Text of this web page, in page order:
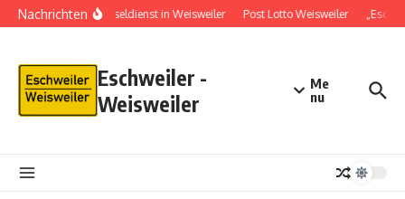
NachrichtenSchlüsseldienst in Weisweiler Post Lotto Weisweiler
Eschweiler -
Weisweiler
Me
nu